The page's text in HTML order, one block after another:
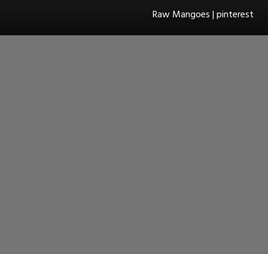
Raw Mangoes | pinterest